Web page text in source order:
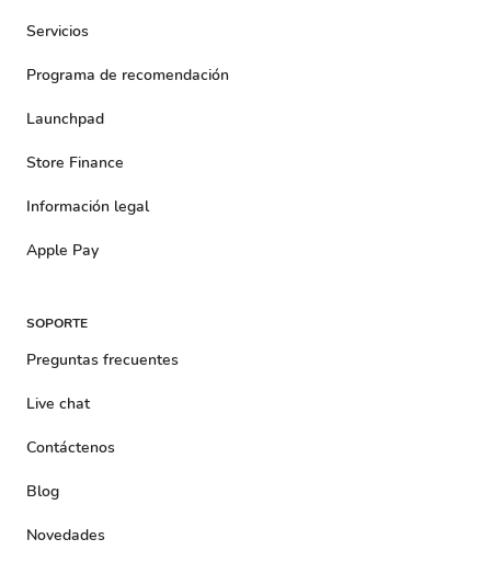
Servicios
Programa de recomendación
Launchpad
Store Finance
Información legal
Apple Pay
SOPORTE
Preguntas frecuentes
Live chat
Contáctenos
Blog
Novedades